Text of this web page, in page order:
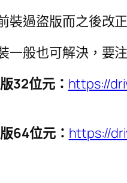
裝過盜版而之後改
一般也可解決，要
32位元： https://
64位元： https://